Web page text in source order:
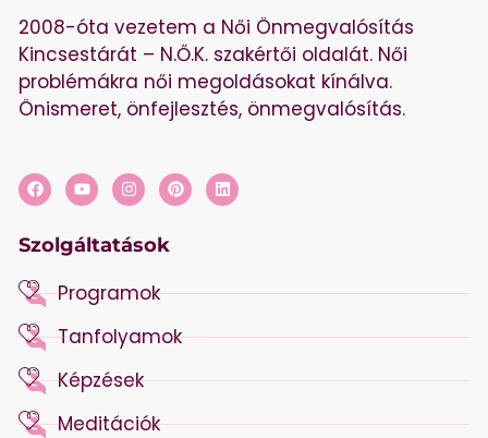
2008-óta vezetem a Női Önmegvalósítás
Kincsestárát – N.Ő.K. szakértői oldalát. Női
problémákra női megoldásokat kínálva.
Önismeret, önfejlesztés, önmegvalósítás.
Szolgáltatások
Programok
Tanfolyamok
Képzések
Meditációk